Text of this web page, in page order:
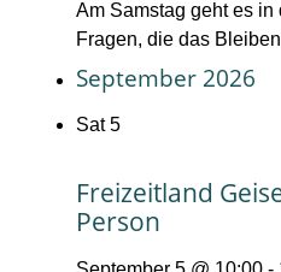
Am Samstag geht es
Fragen, die das
September 2026
Sat5
Freizeitland
Person